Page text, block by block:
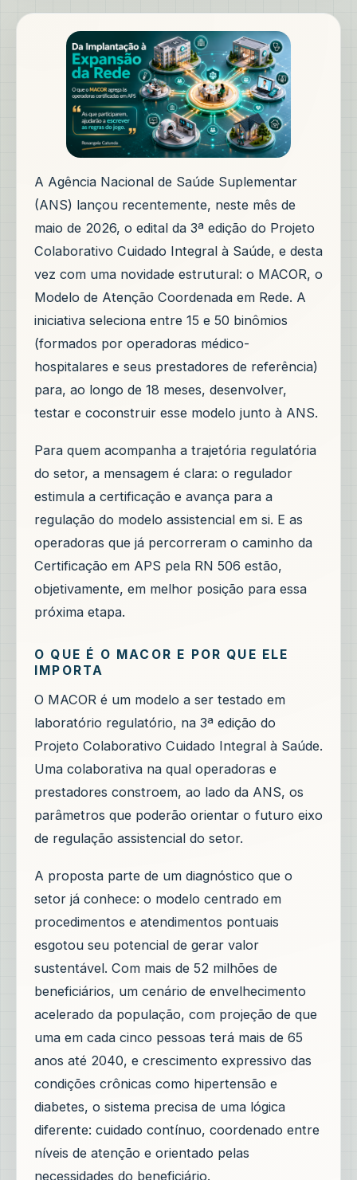
A Agência Nacional de Saúde Suplementar
(ANS) lançou recentemente, neste mês de
maio de 2026, o edital da 3ª edição do Projeto
Colaborativo Cuidado Integral à Saúde, e desta
vez com uma novidade estrutural: o MACOR, o
Modelo de Atenção Coordenada em Rede. A
iniciativa seleciona entre 15 e 50 binômios
(formados por operadoras médico-
hospitalares e seus prestadores de referência)
para, ao longo de 18 meses, desenvolver,
testar e coconstruir esse modelo junto à ANS.
Para quem acompanha a trajetória regulatória
do setor, a mensagem é clara: o regulador
estimula a certificação e avança para a
regulação do modelo assistencial em si. E as
operadoras que já percorreram o caminho da
Certificação em APS pela RN 506 estão,
objetivamente, em melhor posição para essa
próxima etapa.
O QUE É O MACOR E POR QUE ELE
IMPORTA
O MACOR é um modelo a ser testado em
laboratório regulatório, na 3ª edição do
Projeto Colaborativo Cuidado Integral à Saúde.
Uma colaborativa na qual operadoras e
prestadores constroem, ao lado da ANS, os
parâmetros que poderão orientar o futuro eixo
de regulação assistencial do setor.
A proposta parte de um diagnóstico que o
setor já conhece: o modelo centrado em
procedimentos e atendimentos pontuais
esgotou seu potencial de gerar valor
sustentável. Com mais de 52 milhões de
beneficiários, um cenário de envelhecimento
acelerado da população, com projeção de que
uma em cada cinco pessoas terá mais de 65
anos até 2040, e crescimento expressivo das
condições crônicas como hipertensão e
diabetes, o sistema precisa de uma lógica
diferente: cuidado contínuo, coordenado entre
níveis de atenção e orientado pelas
necessidades do beneficiário.